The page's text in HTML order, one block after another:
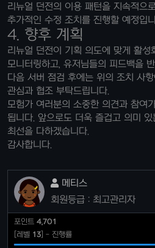
리뉴얼 던전의 이용 패턴을 지속적으
추가적인 수정 조치를 진행할 예정입
4. 향후 계획
리뉴얼 던전이 기획 의도에 맞게 활성
모니터링하고, 유저님들의 피드백을
다음 서버 점검 후에는 위의 조치 사
관심과 협조 부탁드립니다.
모험가 여러분의 소중한 의견과 참여
됩니다. 앞으로도 더욱 즐겁고 의미
최선을 다하겠습니다.
감사합니다.
메티스
회원등급 : 최고관리자
포인트 4,701
[레벨 13] - 진행률